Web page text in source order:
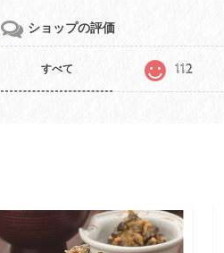
ショップの評価
すべて 112